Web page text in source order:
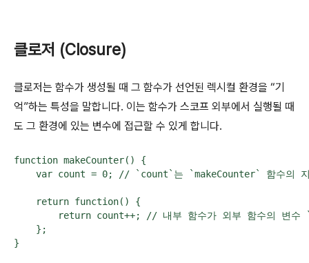
클로저 (Closure)
클로저는 함수가 생성될 때 그 함수가 선언된 렉시컬 환경을 “기
억”하는 특성을 말합니다. 이는 함수가 스코프 외부에서 실행될 때
도 그 환경에 있는 변수에 접근할 수 있게 합니다.
function makeCounter() {
var count = 0; // `count`는 `makeCounter` 함수의
    return function() {
return count++; // 내부 함수가 외부 함수의 변수
    };
}